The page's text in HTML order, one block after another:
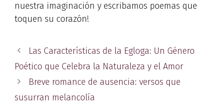
nuestra imaginación y escribamos poemas que
toquen su corazón!
Las Características de la Egloga: Un Género
Poético que Celebra la Naturaleza y el Amor
Breve romance de ausencia: versos que
susurran melancolía